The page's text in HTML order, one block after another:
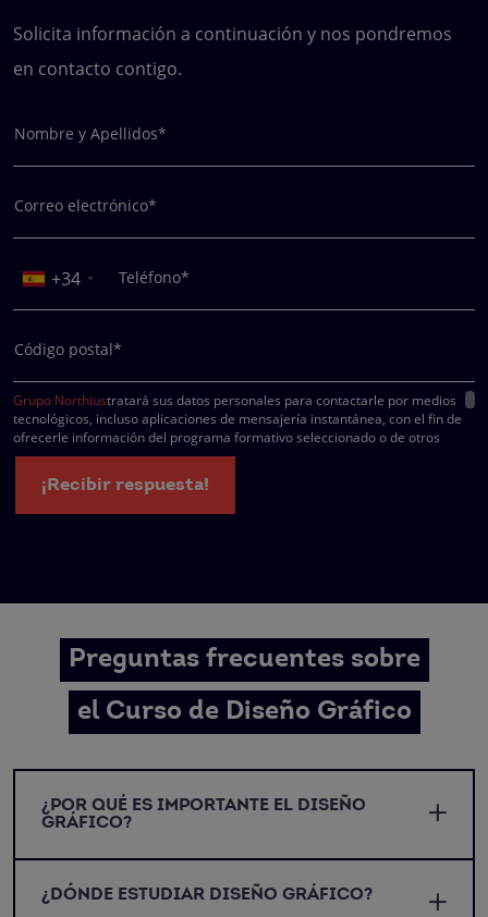
Solicita información a continuación y nos pondremos
en contacto contigo.
Nombre y Apellidos*
Correo electrónico*
+34 Teléfono*
Código postal*
Grupo Northiustratará sus datos personales para contactarle por medios
tecnológicos, incluso aplicaciones de mensajería instantánea, con el fin de
ofrecerle información del programa formativo seleccionado o de otros
directamente relacionados con el interés manifestado y, en su caso, para
tramitar la contratación correspondiente. Compartiremos su solicitud con las
empresas que conforman elGrupo Northius
hacerle llegar la mejor oferta de productos y servicios de acuerdo a su
¡Recibir respuesta!
Preguntas frecuentes sobre
el Curso de Diseño Gráfico
¿POR QUÉ ES IMPORTANTE EL DISEÑO
GRÁFICO?
¿DÓNDE ESTUDIAR DISEÑO GRÁFICO?